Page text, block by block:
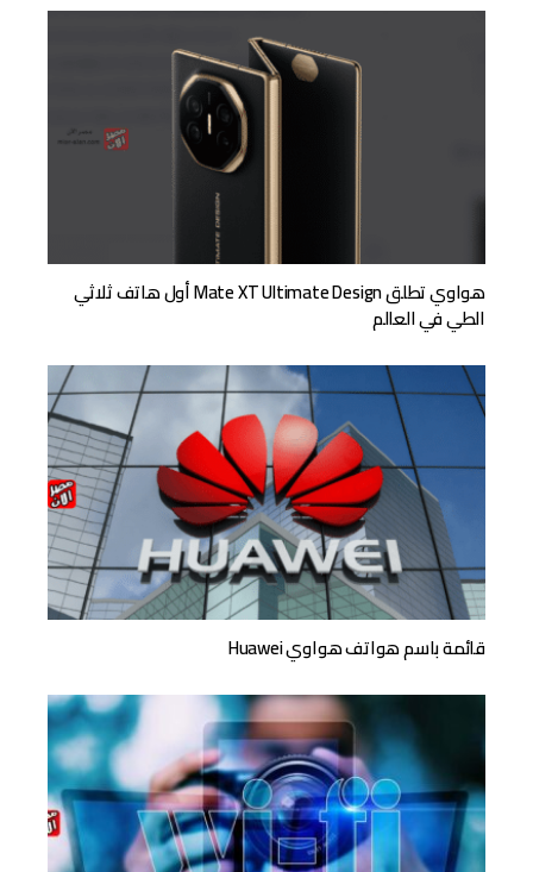
هواوي تطلق Mate XT Ultimate Design أول هاتف ثلاثي
الطي في العالم
قائمة باسم هواتف هواوي Huawei